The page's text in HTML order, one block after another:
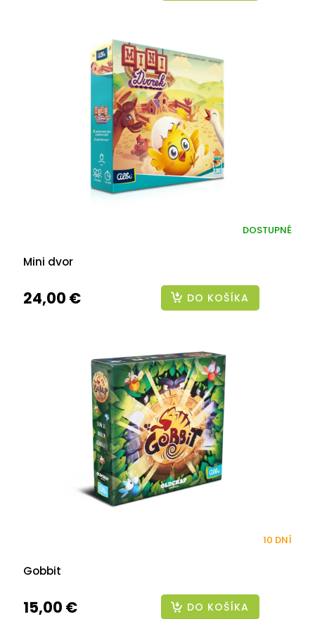
Mini dvor
DOSTUPNÉ
24,00 € DO KOŠÍKA
Gobbit
10 DNÍ
15,00 € DO KOŠÍKA